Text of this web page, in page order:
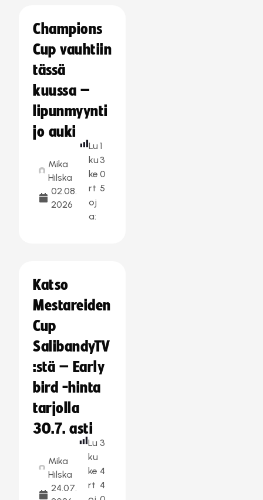
Champions
Cup vauhtiin
tässä
kuussa –
lipunmyynti
jo auki
Mika
Hilska
02.08.
2026
Lu
ku
ke
rt
oj
a:
1
3
0
5
Katso
Mestareiden
Cup
SalibandyTV
:stä – Early
bird -hinta
tarjolla
30.7. asti
Mika
Hilska
24.07.
Lu
ku
ke
rt
3
4
4